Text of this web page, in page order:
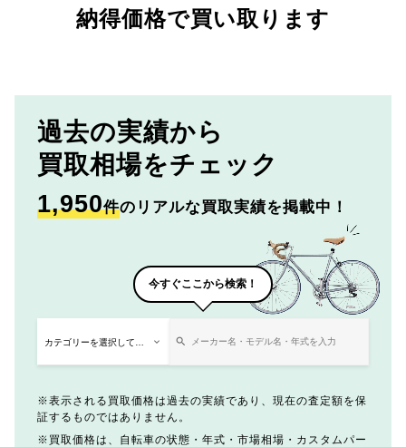
納得価格で買い取ります
過去の実績から
買取相場をチェック
1,950件のリアルな買取実績を掲載中！
今すぐここから検索！
表示される買取価格は過去の実績であり、現在の査定額を保
証するものではありません。
買取価格は、自転車の状態・年式・市場相場・カスタムパー